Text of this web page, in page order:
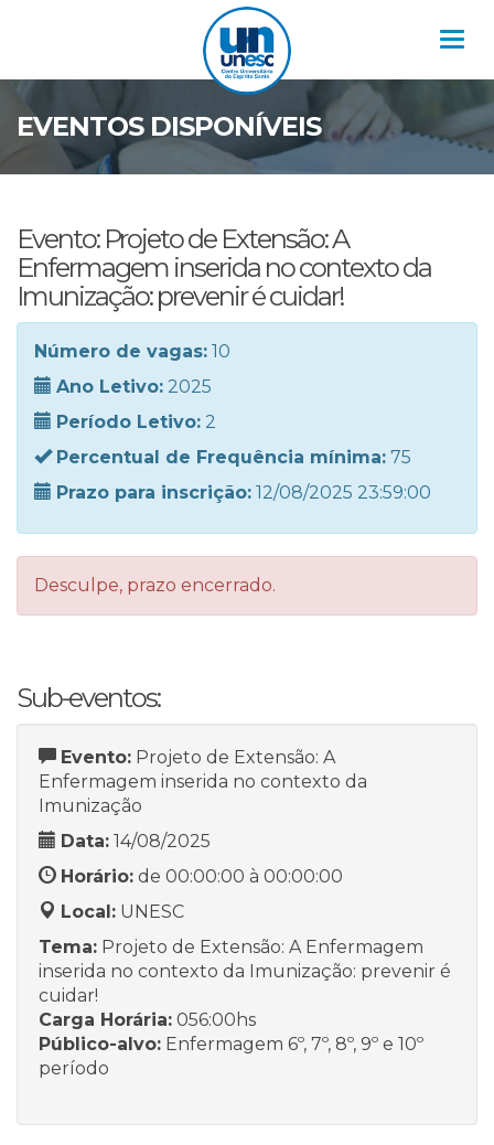
EVENTOS DISPONÍVEIS
Evento: Projeto de Extensão: A
Enfermagem inserida no contexto da
Imunização: prevenir é cuidar!
Número de vagas: 10
Ano Letivo: 2025
Período Letivo: 2
Percentual de Frequência mínima: 75
Prazo para inscrição: 12/08/2025 23:59:00
Desculpe, prazo encerrado.
Sub-eventos:
Evento: Projeto de Extensão: A
Enfermagem inserida no contexto da
Imunização
Data: 14/08/2025
Horário: de 00:00:00 à 00:00:00
Local: UNESC
Tema: Projeto de Extensão: A Enfermagem
inserida no contexto da Imunização: prevenir é
cuidar!
Carga Horária: 056:00hs
Público-alvo: Enfermagem 6º, 7º, 8º, 9º e 10º
período